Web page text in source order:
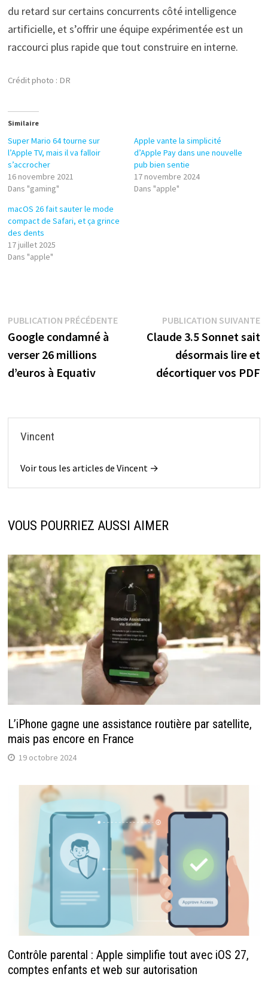
du retard sur certains concurrents côté intelligence
artificielle, et s’offrir une équipe expérimentée est un
raccourci plus rapide que tout construire en interne.
Crédit photo : DR
Similaire
Super Mario 64 tourne sur
l’Apple TV, mais il va falloir
s’accrocher
16 novembre 2021
Dans "gaming"
Apple vante la simplicité
d’Apple Pay dans une nouvelle
pub bien sentie
17 novembre 2024
Dans "apple"
macOS 26 fait sauter le mode
compact de Safari, et ça grince
des dents
17 juillet 2025
Dans "apple"
Navigation
de
l’article
PUBLICATION PRÉCÉDENTEPublication
précédente :
Google condamné à
verser 26 millions
d’euros à Equativ
PUBLICATION SUIVANTE
Claude 3.5 Sonnet sait
désormais lire et
décortiquer vos PDF
Vincent
Voir tous les articles de Vincent →
VOUS POURRIEZ AUSSI AIMER
L’iPhone gagne une assistance routière par satellite,
mais pas encore en France
19 octobre 2024
Contrôle parental : Apple simplifie tout avec iOS 27,
comptes enfants et web sur autorisation